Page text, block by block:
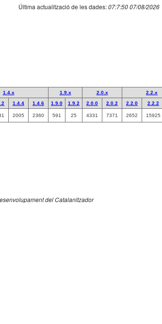
Última actualització de les dades:07:7:50 07/08/2026
1.4.x 1.9.x 2.0.x
2.2.x
1.4.4 1.4.6 1.9.0 1.9.2 2.0.0 2.0.2 2.2.0 2.2.2
2005 2360 591 25 4331 7371 2652 15925
del Catalanitzador